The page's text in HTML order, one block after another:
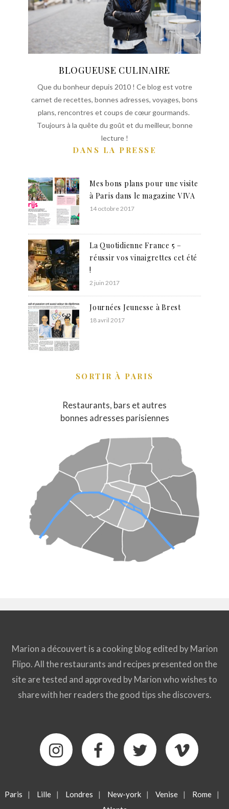
BLOGUEUSE CULINAIRE
Que du bonheur depuis 2010 ! Ce blog est votre
carnet de recettes, bonnes adresses, voyages, bons
plans, rencontres et coups de cœur gourmands.
Toujours à la quête du goût et du meilleur, bonne
lecture !
DANS LA PRESSE
Mes bons plans pour une visite
à Paris dans le magazine VIVA
14 octobre 2017
La Quotidienne France 5 –
réussir vos vinaigrettes cet été
!
2 juin 2017
Journées Jeunesse à Brest
18 avril 2017
SORTIR À PARIS
Restaurants, bars et autres
bonnes adresses parisiennes
Marion a découvert is a cooking blog edited by Marion
Flipo. All the restaurants and recipes presented on the
site are tested and approved by Marion who wishes to
share with her readers the good tips she discovers.
Paris | Lille | Londres | New-york | Venise | Rome
|